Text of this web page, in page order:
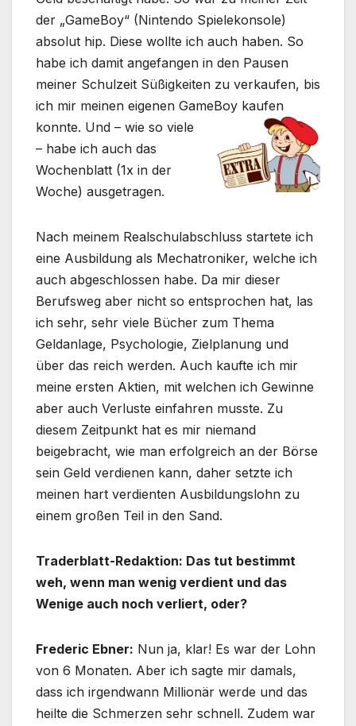
der „GameBoy“ (Nintendo Spielekonsole)
absolut hip. Diese wollte ich auch haben. So
habe ich damit angefangen in den Pausen
meiner Schulzeit Süßigkeiten zu verkaufen, bis
ich mir meinen eigenen GameBoy kaufen
konnte. Und – wie so viele
– habe ich auch das
Wochenblatt (1x in der
Woche) ausgetragen.
Nach meinem Realschulabschluss startete ich
eine Ausbildung als Mechatroniker, welche ich
auch abgeschlossen habe. Da mir dieser
Berufsweg aber nicht so entsprochen hat, las
ich sehr, sehr viele Bücher zum Thema
Geldanlage, Psychologie, Zielplanung und
über das reich werden. Auch kaufte ich mir
meine ersten Aktien, mit welchen ich Gewinne
aber auch Verluste einfahren musste. Zu
diesem Zeitpunkt hat es mir niemand
beigebracht, wie man erfolgreich an der Börse
sein Geld verdienen kann, daher setzte ich
meinen hart verdienten Ausbildungslohn zu
einem großen Teil in den Sand.
Traderblatt-Redaktion: Das tut bestimmt
weh, wenn man wenig verdient und das
Wenige auch noch verliert, oder?
Frederic Ebner: Nun ja, klar! Es war der Lohn
von 6 Monaten. Aber ich sagte mir damals,
dass ich irgendwann Millionär werde und das
heilte die Schmerzen sehr schnell. Zudem war